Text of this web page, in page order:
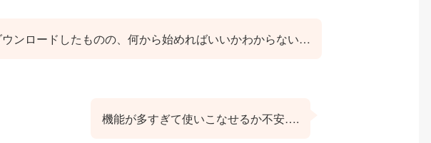
ンロードしたものの、何から始めればいいかわからない…
機能が多すぎて使いこなせるか不安….